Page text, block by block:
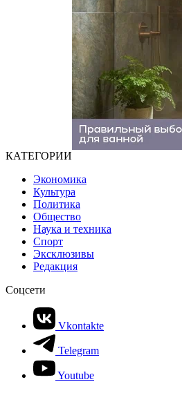
КАТЕГОРИИ
Экономика
Культура
Политика
Общество
Наука и техника
Спорт
Эксклюзивы
Редакция
Соцсети
Vkontakte
Telegram
Youtube